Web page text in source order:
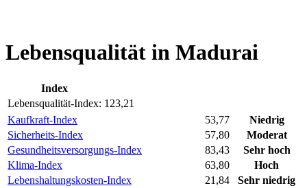
Lebensqualität in Madurai
Index
Lebensqualität-Index: 123,21
Kaufkraft-Index
53,77
Niedrig
Sicherheits-Index
57,80
Moderat
Gesundheitsversorgungs-Index
83,43
Sehr hoch
Klima-Index
63,80
Hoch
Lebenshaltungskosten-Index
21,84
Sehr niedrig